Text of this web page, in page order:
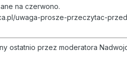
na czerwono.
uwaga-prosze-przeczytac-
ostatnio przez moderatora